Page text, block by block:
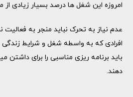
امروزه این شغل ها درصد بسیار زیادی
عدم نیاز به تحرک نباید منجر به فعالیت
افرادی که به واسطه شغل و شرایط
باید برنامه ریزی مناسبی را برای داشتن
دهند.